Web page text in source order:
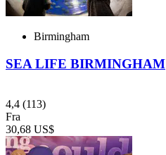
Birmingham
SEA LIFE BIRMINGHAM
4,4 (113)
Fra
30,68 US$